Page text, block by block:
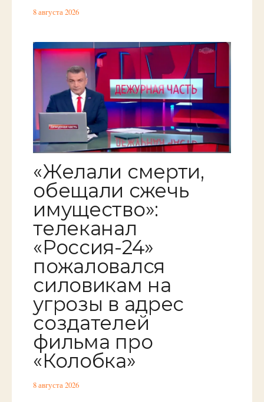
8 августа 2026
«Желали смерти,
обещали сжечь
имущество»:
телеканал
«Россия-24»
пожаловался
силовикам на
угрозы в адрес
создателей
фильма про
«Колобка»
8 августа 2026